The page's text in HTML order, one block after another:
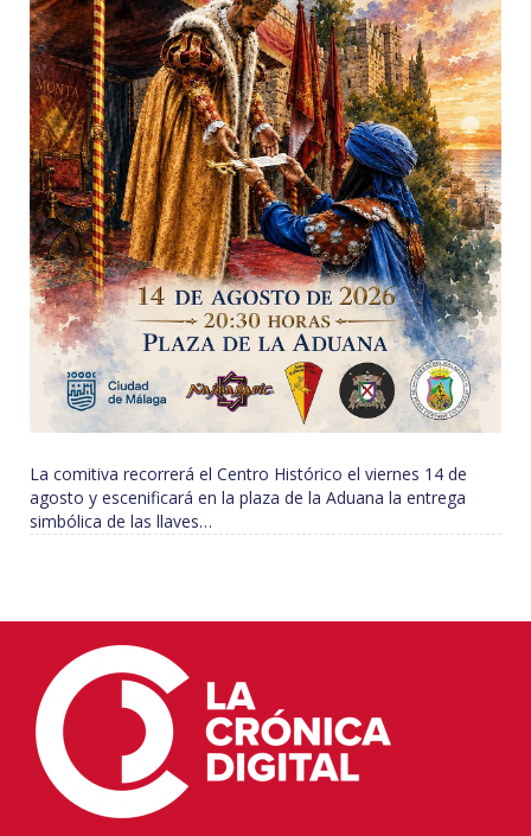
La comitiva recorrerá el Centro Histórico el viernes 14 de
agosto y escenificará en la plaza de la Aduana la entrega
simbólica de las llaves…